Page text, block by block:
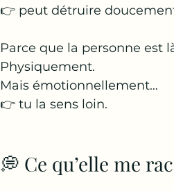
👉 peut détruire
Parce que la personne est
Physiquement.
Mais émotionnellement…
👉 tu la sens loin.
💭 Ce qu’elle me